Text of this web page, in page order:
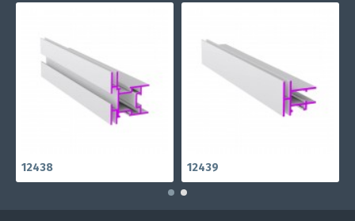
12438 12439